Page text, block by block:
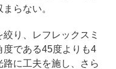
らない。
り、レフレックスミ
度である45度よりも4
に工夫を施し、さら